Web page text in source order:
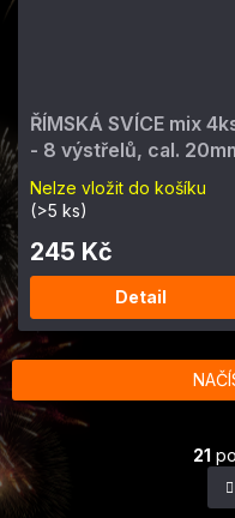
ŘÍMSKÁ SVÍCE mix
- 8 výstřelů, cal.
Nelze vložit do košíku
(>5 ks)
245 Kč
Detail
21